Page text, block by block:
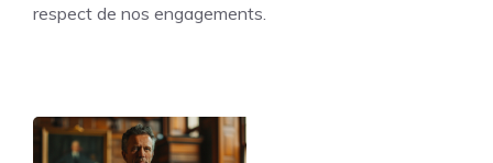
respect de nos engagements.